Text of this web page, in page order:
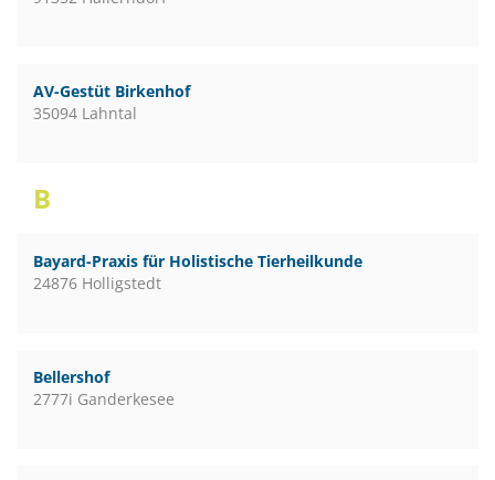
AV-Gestüt Birkenhof
35094 Lahntal
B
Bayard-Praxis für Holistische Tierheilkunde
24876 Holligstedt
Bellershof
2777i Ganderkesee